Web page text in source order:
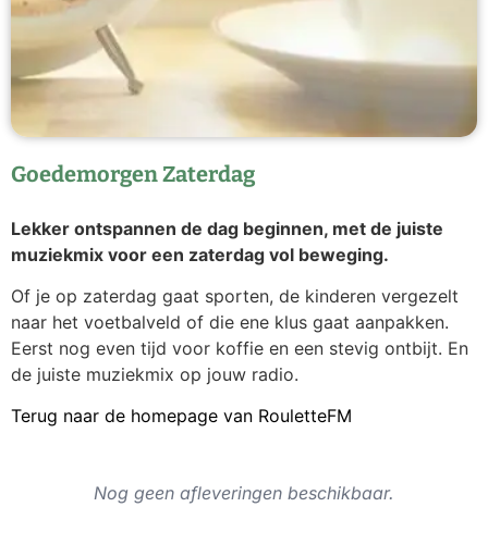
Goedemorgen Zaterdag
Lekker ontspannen de dag beginnen, met de juiste
muziekmix voor een zaterdag vol beweging.
Of je op zaterdag gaat sporten, de kinderen vergezelt
naar het voetbalveld of die ene klus gaat aanpakken.
Eerst nog even tijd voor koffie en een stevig ontbijt. En
de juiste muziekmix op jouw radio.
Terug naar de homepage van RouletteFM
Nog geen afleveringen beschikbaar.